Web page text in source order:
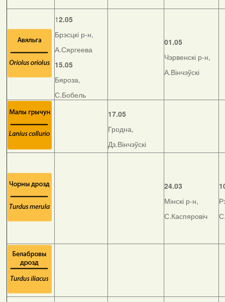
12.05
Брэсцкі р-н,
А.Сяргеева
15.05
Бяроза,
С.Бобель
01.05
Чэрвенскі р-н,
А.Вінчэўскі
17.05
Гродна,
Дз.Вінчэўскі
24.03
Мінскі р-н,
С.Каспяровіч